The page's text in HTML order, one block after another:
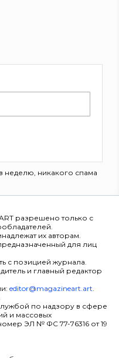
неделю, никакого спама
разрешено только с
их авторам.
для лиц
с позицией журнала.
и главный редактор
editor@magazineart.art.
по надзору в сфере
и массовых
ЭЛ № ФС 77-76316 от 19